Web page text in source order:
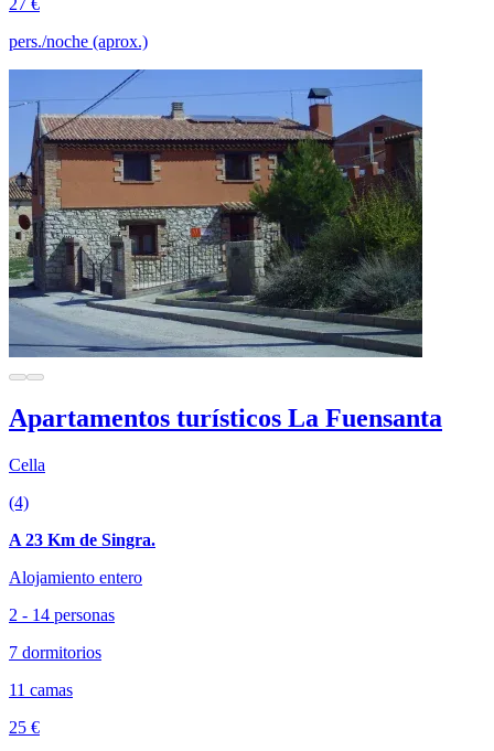
27 €
pers./noche (aprox.)
Apartamentos turísticos La Fuensanta
Cella
(4)
A 23 Km de Singra.
Alojamiento entero
2 - 14 personas
7 dormitorios
11 camas
25 €